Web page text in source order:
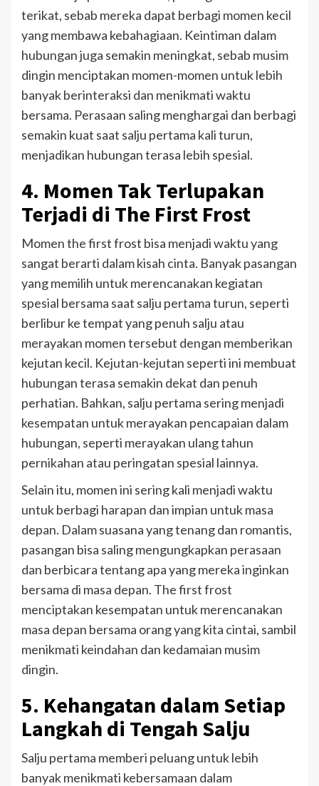
terikat, sebab mereka dapat berbagi momen kecil
yang membawa kebahagiaan. Keintiman dalam
hubungan juga semakin meningkat, sebab musim
dingin menciptakan momen-momen untuk lebih
banyak berinteraksi dan menikmati waktu
bersama. Perasaan saling menghargai dan berbagi
semakin kuat saat salju pertama kali turun,
menjadikan hubungan terasa lebih spesial.
4. Momen Tak Terlupakan
Terjadi di The First Frost
Momen the first frost bisa menjadi waktu yang
sangat berarti dalam kisah cinta. Banyak pasangan
yang memilih untuk merencanakan kegiatan
spesial bersama saat salju pertama turun, seperti
berlibur ke tempat yang penuh salju atau
merayakan momen tersebut dengan memberikan
kejutan kecil. Kejutan-kejutan seperti ini membuat
hubungan terasa semakin dekat dan penuh
perhatian. Bahkan, salju pertama sering menjadi
kesempatan untuk merayakan pencapaian dalam
hubungan, seperti merayakan ulang tahun
pernikahan atau peringatan spesial lainnya.
Selain itu, momen ini sering kali menjadi waktu
untuk berbagi harapan dan impian untuk masa
depan. Dalam suasana yang tenang dan romantis,
pasangan bisa saling mengungkapkan perasaan
dan berbicara tentang apa yang mereka inginkan
bersama di masa depan. The first frost
menciptakan kesempatan untuk merencanakan
masa depan bersama orang yang kita cintai, sambil
menikmati keindahan dan kedamaian musim
dingin.
5. Kehangatan dalam Setiap
Langkah di Tengah Salju
Salju pertama memberi peluang untuk lebih
banyak menikmati kebersamaan dalam